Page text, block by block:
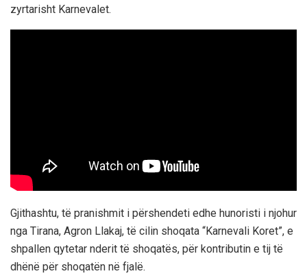
zyrtarisht Karnevalet.
Gjithashtu, të pranishmit i përshendeti edhe hunoristi i njohur
nga Tirana, Agron Llakaj, të cilin shoqata “Karnevali Koret”, e
shpallen qytetar nderit të shoqatës, për kontributin e tij të
dhënë për shoqatën në fjalë.